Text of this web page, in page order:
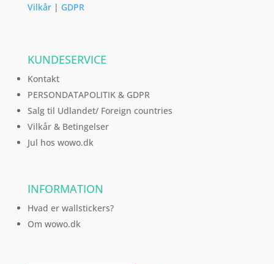
Vilkår| GDPR
KUNDESERVICE
Kontakt
PERSONDATAPOLITIK & GDPR
Salg til Udlandet/ Foreign countries
Vilkår & Betingelser
Jul hos wowo.dk
INFORMATION
Hvad er wallstickers?
Om wowo.dk